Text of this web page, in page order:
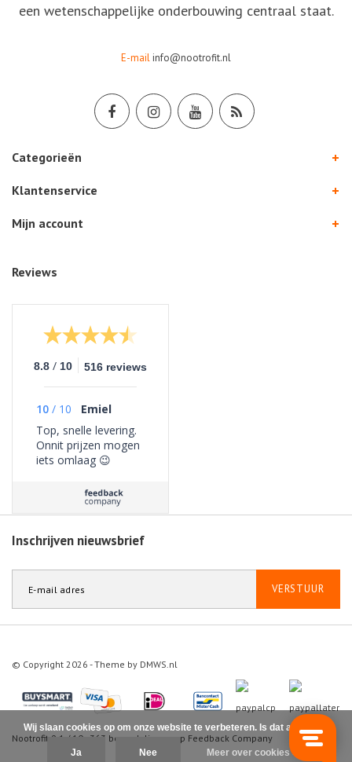
een wetenschappelijke onderbouwing centraal staat.
E-mailinfo@nootrofit.nl
Categorieën
Klantenservice
Mijn account
Reviews
8.8 / 10 516 reviews
10 / 10
Emiel
Top, snelle levering.
Onnit prijzen mogen
iets omlaag 😉
Inschrijven nieuwsbrief
VERSTUUR
© Copyright 2026 - Theme by DMWS.nl
Nootrofit 9.1 / 10 363 beoordelingen op Feedback Company
Wij slaan cookies op om onze website te verbeteren. Is dat akkoord?
Ja Nee Meer over cookies »